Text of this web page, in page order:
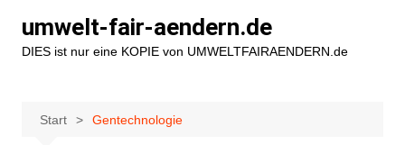
Inhalt
springen
umwelt-fair-aendern.de
DIES ist nur eine KOPIE von UMWELTFAIRAENDERN.de
Start Gentechnologie